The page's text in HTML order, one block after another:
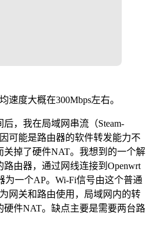
速度大概在300Mbps左右。
，我在局域网串流（Steam-
可能是路由器的软件转发能力不
关掉了硬件NAT。我想到的一个解
由器，通过网线连接到Openwrt
一个AP。Wi-Fi信号由这个普通
网关和路由使用，局域网内的转
硬件NAT。缺点主要是需要两台路